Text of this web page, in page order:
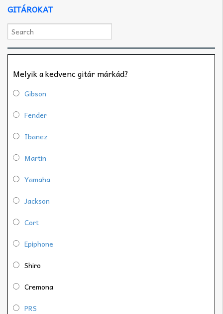
GITÁROKAT
Melyik a kedvenc gitár márkád?
Gibson
Fender
Ibanez
Martin
Yamaha
Jackson
Cort
Epiphone
Shiro
Cremona
PRS